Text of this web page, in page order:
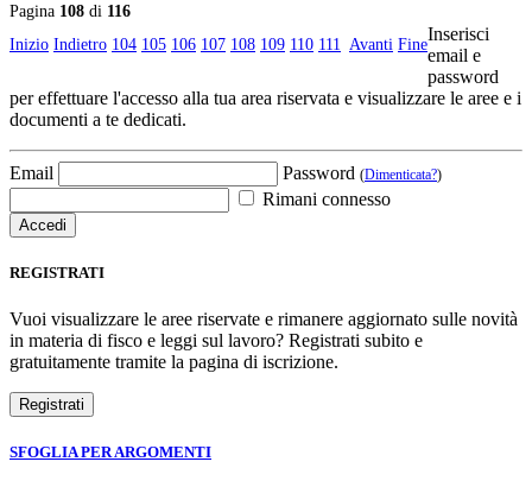
Pagina 108 di 116
Inizio Indietro 104 105 106 107 108 109 110 111 Avanti Fine
Inserisci
email e
password
per effettuare l'accesso alla tua area riservata e visualizzare le aree e i
documenti a te dedicati.
Email Password (Dimenticata?)
Rimani connesso
REGISTRATI
Vuoi visualizzare le aree riservate e rimanere aggiornato sulle novità
in materia di fisco e leggi sul lavoro? Registrati subito e
gratuitamente tramite la pagina di iscrizione.
SFOGLIA PER ARGOMENTI